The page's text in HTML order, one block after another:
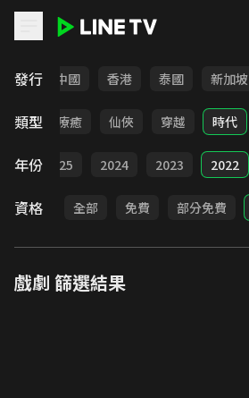
發行
韓國 中國 香港 泰國 新加坡
類型
驚悚 療癒 仙俠 穿越 時代
年份 2025 2024 2023 2022
資格 全部 免費 部分免費
戲劇 篩選結果